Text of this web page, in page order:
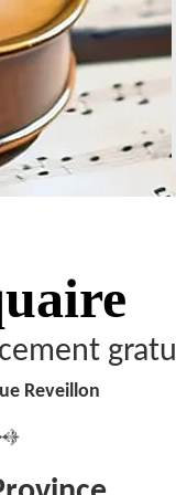
Reveillon